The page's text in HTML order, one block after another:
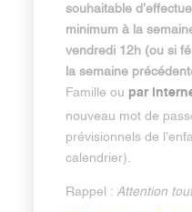
souhaitable
minimum à la
vendredi 12h (ou si
la semaine
Famille ou par
nouveau mot de
prévisionnels de
calendrier).
Rappel : Attention